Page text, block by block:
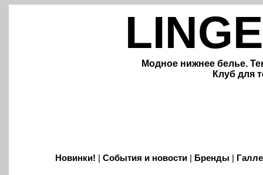
Модное нижнее белье.
Клуб для
Новинки! События и новости| Бренды